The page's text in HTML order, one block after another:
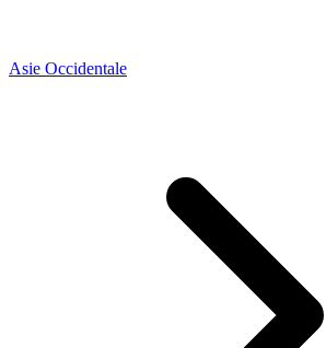
Asie Occidentale